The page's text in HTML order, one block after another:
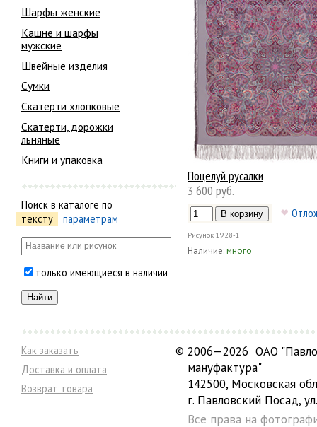
Шарфы женские
Кашне и шарфы
мужские
Швейные изделия
Сумки
Скатерти хлопковые
Скатерти, дорожки
льняные
Книги и упаковка
Поиск в каталоге по
тексту
параметрам
только имеющиеся в наличии
Поцелуй русалки
3 600 руб.
Рисунок 1928-1
Наличие:много
Как заказать
Доставка и оплата
Возврат товара
© 2006—2026 ОАО
мануфактура"
142500, Московская
г. Павловский Посад,
Все права на